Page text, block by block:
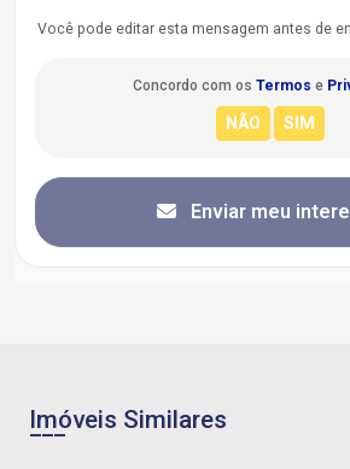
Você pode editar esta mensagem antes de
Concordo com os Termos e
Enviar meu
Imóveis Similares